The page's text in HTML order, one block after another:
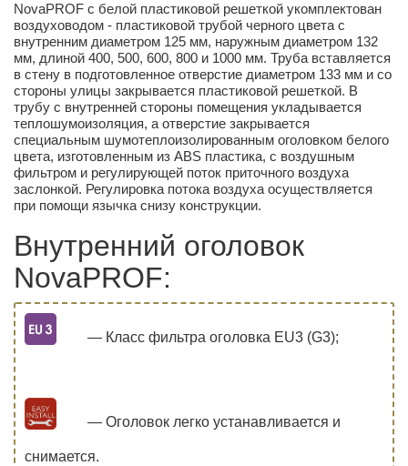
NovaPROF с белой пластиковой решеткой укомплектован
воздуховодом - пластиковой трубой черного цвета с
внутренним диаметром 125 мм, наружным диаметром 132
мм, длиной 400, 500, 600, 800 и 1000 мм. Труба вставляется
в стену в подготовленное отверстие диаметром 133 мм и со
стороны улицы закрывается пластиковой решеткой. В
трубу с внутренней стороны помещения укладывается
теплошумоизоляция, а отверстие закрывается
специальным шумотеплоизолированным оголовком белого
цвета, изготовленным из ABS пластика, с воздушным
фильтром и регулирующей поток приточного воздуха
заслонкой. Регулировка потока воздуха осуществляется
при помощи язычка снизу конструкции.
Внутренний оголовок
NovaPROF:
— Класс фильтра оголовка EU3 (G3);
— Оголовок легко устанавливается и
снимается.